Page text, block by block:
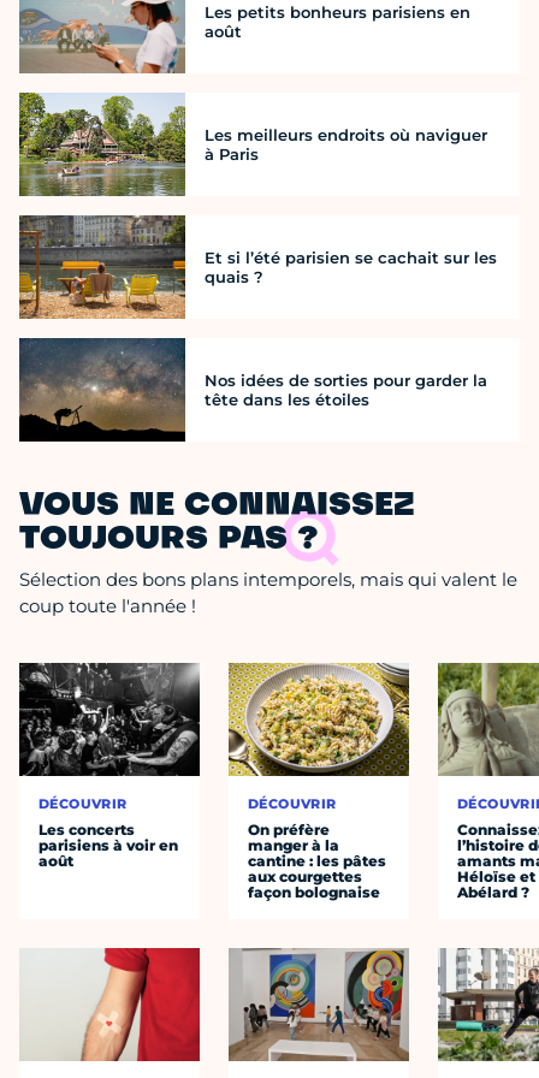
Les petits bonheurs parisiens en
août
Les meilleurs endroits où naviguer
à Paris
Et si l’été parisien se cachait sur les
quais ?
Nos idées de sorties pour garder la
tête dans les étoiles
VOUS NE CONNAISSEZ
TOUJOURS PAS ?
Sélection des bons plans intemporels, mais qui valent le
coup toute l'année !
DÉCOUVRIR
Les concerts
parisiens à voir en
août
DÉCOUVRIR
On préfère
manger à la
cantine : les pâtes
aux courgettes
façon bolognaise
l’histoire
amants
Héloïse et
Abélard ?